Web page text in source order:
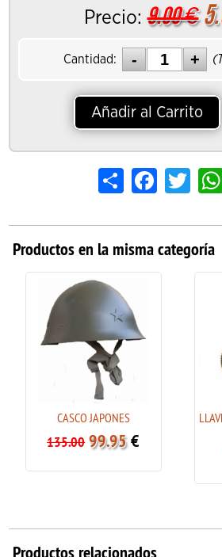
Precio: 9.00€
Cantidad:
Añadir al Carrito
Share Facebook
Productos en la misma categoría
CASCO JAPONES
135.00 99.95€
Productos relacionados